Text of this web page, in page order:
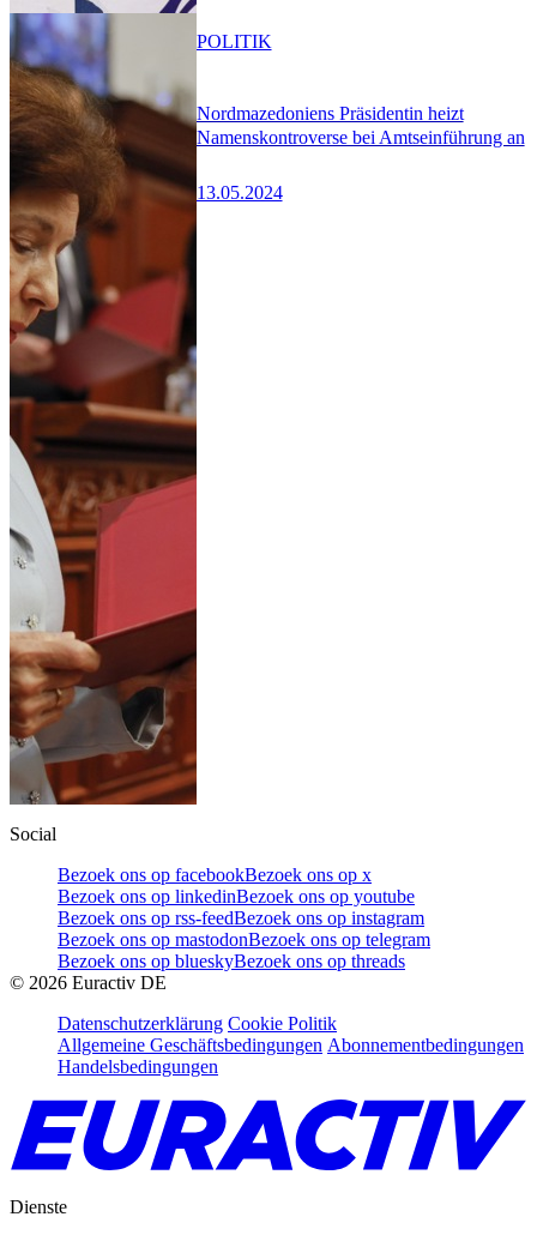
Nordmazedoniens Präsidentin heizt
Namenskontroverse bei Amtseinführung an
13.05.2024
POLITIK
Social
Bezoek ons op facebookBezoek ons op x
Bezoek ons op linkedinBezoek ons op youtube
Bezoek ons op rss-feedBezoek ons op instagram
Bezoek ons op mastodonBezoek ons op telegram
Bezoek ons op blueskyBezoek ons op threads
© 2026 Euractiv DE
Datenschutzerklärung Cookie Politik
Allgemeine Geschäftsbedingungen Abonnementbedingungen
Handelsbedingungen
Dienste